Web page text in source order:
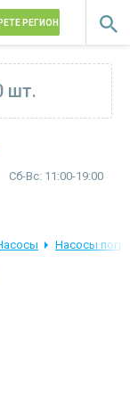
РЕГИОН
шт.
Сб-Вс: 11:00-19:00
Насосы